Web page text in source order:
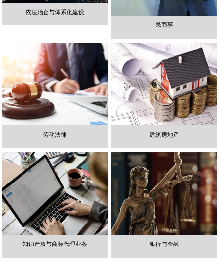
依法治企与体系化建设
民商事
劳动法律 建筑房地产
知识产权与商标代理业务 银行与金融